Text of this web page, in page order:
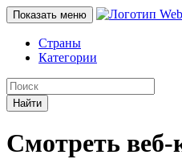
Показать меню
Страны
Категории
Найти
Смотреть